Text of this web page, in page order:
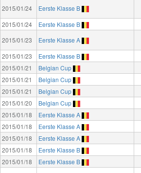
2015/01/24 Eerste Klasse B
2015/01/24
Eerste Klasse B
2015/01/23
Eerste Klasse A
2015/01/23
Eerste Klasse B
2015/01/21
Belgian Cup
2015/01/21
Belgian Cup
2015/01/21
Belgian Cup
2015/01/20
Belgian Cup
2015/01/18
Eerste Klasse A
2015/01/18
Eerste Klasse A
2015/01/18
Eerste Klasse A
2015/01/18
Eerste Klasse B
2015/01/18
Eerste Klasse B